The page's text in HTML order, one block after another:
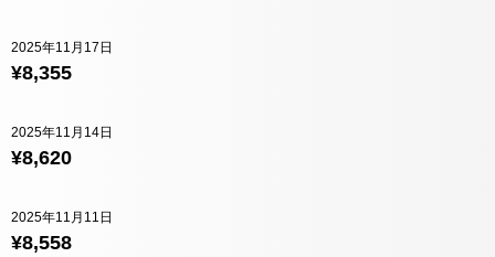
¥8,355
2025年11月17日
¥8,620
2025年11月14日
¥8,558
2025年11月11日